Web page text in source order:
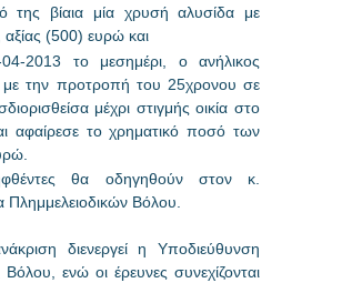
της βίαια μία χρυσή αλυσίδα με
(500) ευρώ και
2013 το μεσημέρι, ο ανήλικος
με την προτροπή του 25χρονου σε
μέχρι στιγμής οικία στο
αφαίρεσε το χρηματικό ποσό των
θα οδηγηθούν στον κ.
Πλημμελειοδικών Βόλου.
διενεργεί η Υποδιεύθυνση
ενώ οι έρευνες συνεχίζονται